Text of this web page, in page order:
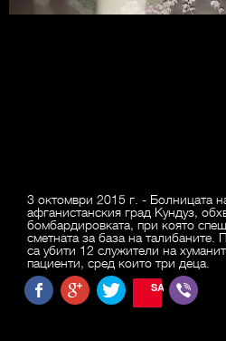
3 октомври 2015 г. - Болницата
афганистанския град Кундуз,
бомбардировката, при която
сметната за база на
са убити 12 служители на
пациенти, сред които три деца.
SAVE